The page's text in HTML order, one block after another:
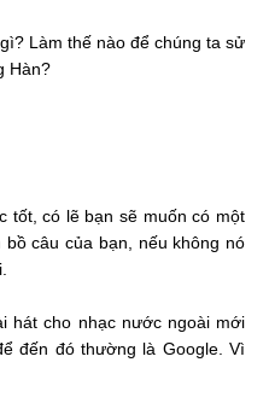
Làm thế nào để chúng ta sử
Hàn?
tốt, có lẽ bạn sẽ muốn có một
câu của bạn, nếu không nó
hát cho nhạc nước ngoài mới
đến đó thường là Google. Vì